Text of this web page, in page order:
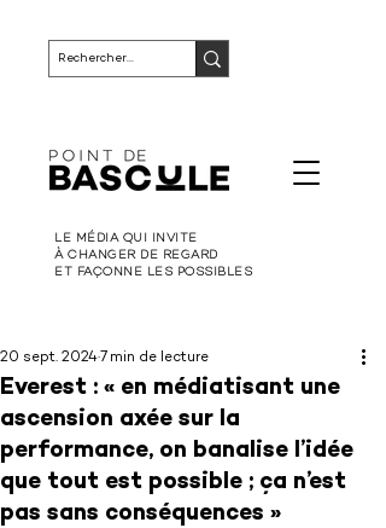
LE MÉDIA QUI INVITE
À CHANGER DE REGARD
ET FAÇONNE LES POSSIBLES
Everest : « en médiatisant une
ascension axée sur la
performance, on banalise l’idée
que tout est possible ; ça n’est
pas sans conséquences »
20 sept. 2024 7 min de lecture